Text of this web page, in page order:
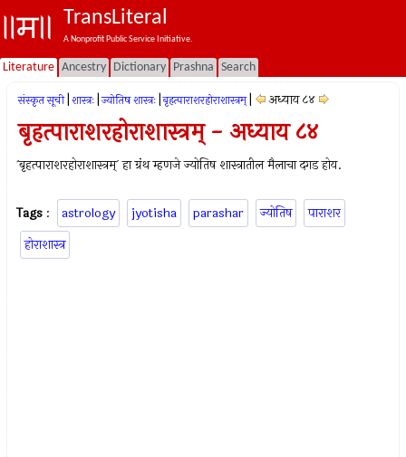
TransLiteral
A Nonprofit Public Service Initiative.
Literature Ancestry Dictionary Prashna Search
संस्कृत सूची शास्त्रः ज्योतिष शास्त्रः बृहत्पाराशरहोराशास्त्रम् अध्याय ८४
बृहत्पाराशरहोराशास्त्रम् - अध्याय ८४
`बृहत्पाराशरहोराशास्त्रम्` हा ग्रंथ म्हणजे ज्योतिष शास्त्रातील मैलाचा दगड होय.
Tags : astrology jyotisha parashar ज्योतिष
पाराशर
होराशास्त्र